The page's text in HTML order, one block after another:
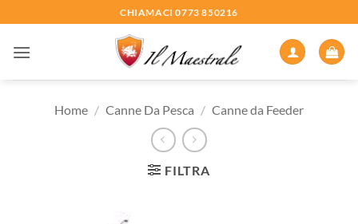
ai
contenuti
CHIAMACI 0773 850216
Home / Canne Da Pesca / Canne da Feeder
FILTRA